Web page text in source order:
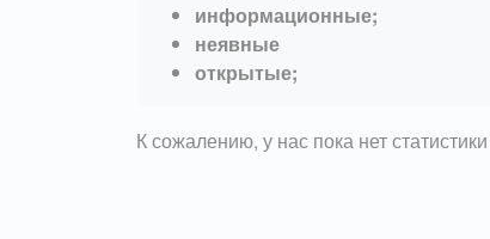
информационные;
неявные
открытые;
К сожалению, у нас пока нет